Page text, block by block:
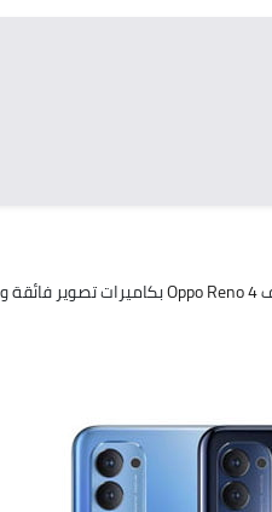
Oppo Reno 4بكاميرات تصوير